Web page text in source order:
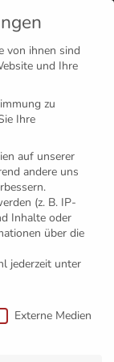
Impressum Datenschutz
von ihnen sind
und Ihre
zu
Ihre
auf unserer
andere uns
(z. B. IP-
Inhalte oder
über die
jederzeit unter
Externe Medien